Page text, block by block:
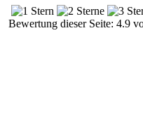
Bewertung dieser Seite: 4.9